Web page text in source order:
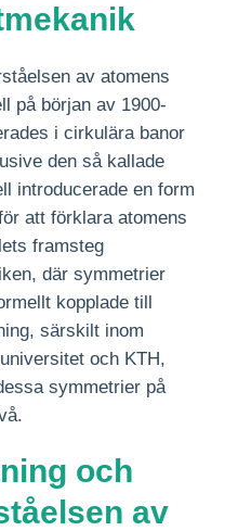
av atomens
på början av 1900-
i cirkulära banor
den så kallade
introducerade en form
att förklara atomens
framsteg
där symmetrier
kopplade till
särskilt inom
och KTH,
symmetrier på
och
av